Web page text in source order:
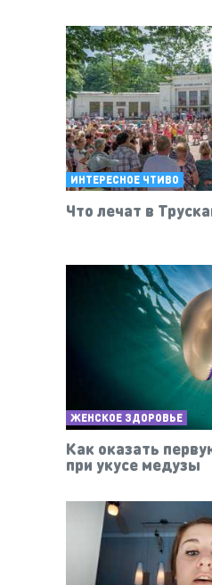
ИНТЕРЕСНОЕ ЧТИВО
Что лечат в
ЖЕНСКОЕ ЗДОРОВЬЕ
Как оказать
при укусе медузы